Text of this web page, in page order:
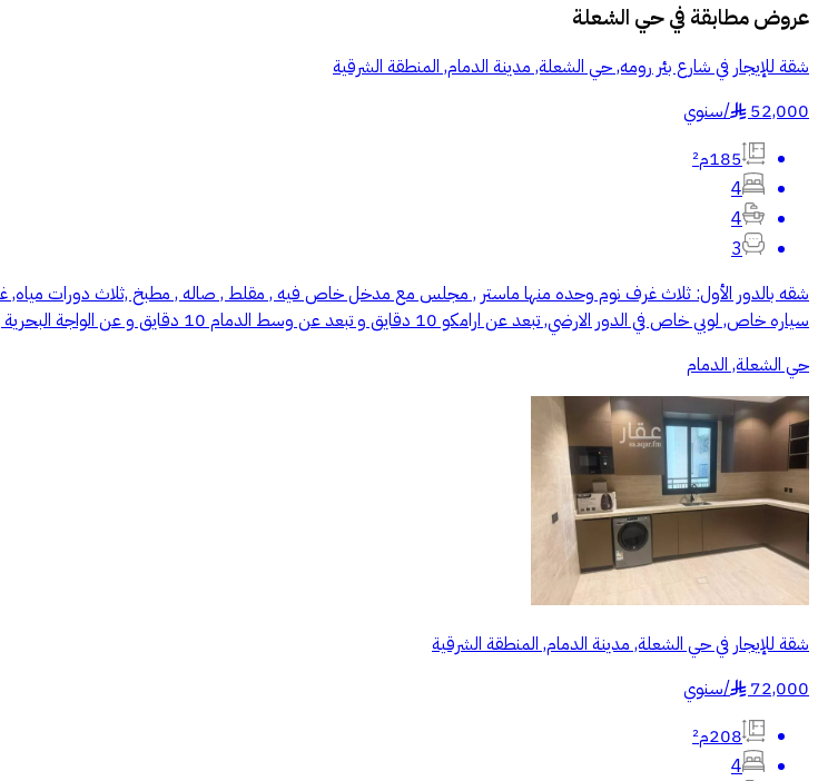
عروض مطابقة فيحي الشعلة
شقة للإيجار في شارع بئر رومه, حي الشعلة, مدينة الدمام, المنطقة الشرقية
52,000
§
/سنوي
185م²
4
4
3
شقه بالدور الأول: ثلاث غرف نوم وحده منها ماستر , مجلس مع مدخل خاص فيه , مقلط , صاله , مطبخ ,ثلاث دورات مياه,
سياره خاص, لوبي خاص في الدور الارضي, تبعد عن ارامكو 10 دقايق و تبعد عن وسط الدمام 10 دقايق و عن الواجة البحرية بالخبر 15 دقيقة. الشقه جديد ولم يسبق السكن فيها. التواصل واتس فقط
حي الشعلة, الدمام
شقة للإيجار في حي الشعلة, مدينة الدمام, المنطقة الشرقية
72,000
§
/سنوي
208م²
4